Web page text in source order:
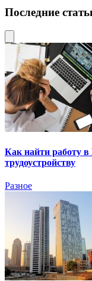
Последние
Как найти работу
трудоустройству
Разное